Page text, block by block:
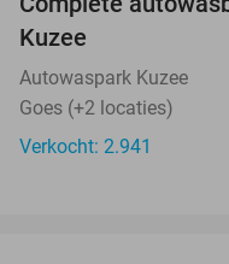
Kuzee
Autowaspark Kuzee
Goes (+2 locaties)
Verkocht: 2.941